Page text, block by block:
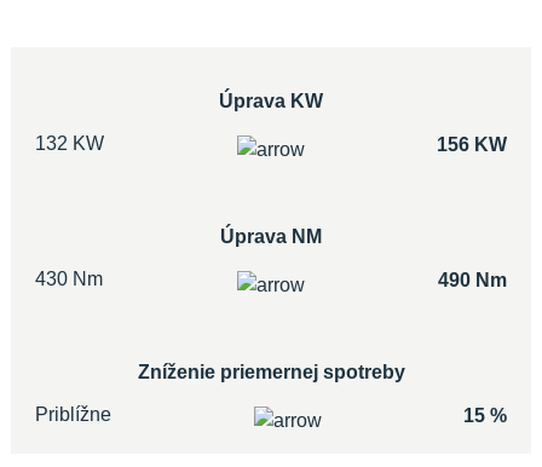
Úprava KW
132 KW 156 KW
Úprava NM
430 Nm 490 Nm
Zníženie priemernej spotreby
Priblížne 15 %